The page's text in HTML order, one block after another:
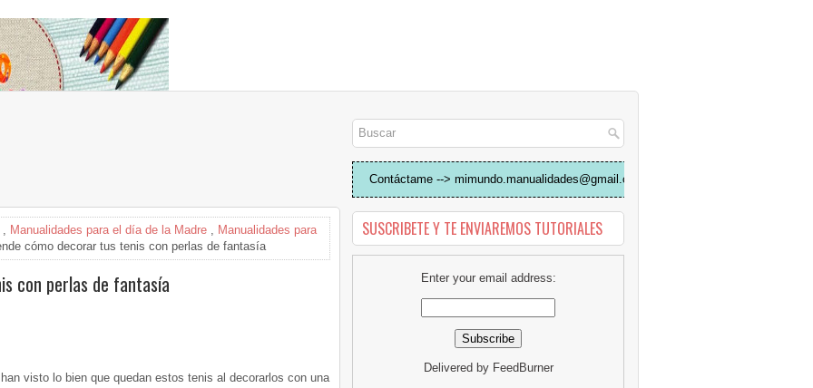
, Manualidades para el día de la Madre , Manualidades para
cómo decorar tus tenis con perlas de fantasía
con perlas de fantasía
visto lo bien que quedan estos tenis al decorarlos con una
Contáctame --> mimundo.manualidades@gmail.com
SUSCRIBETE Y TE ENVIAREMOS TUTORIALES
Enter your email address:
Delivered by FeedBurner